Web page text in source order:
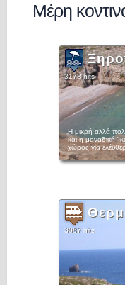
Μέρη
3178 hits
Η μικρή αλλά
και η μοναδική
χώρος για
3087 hits